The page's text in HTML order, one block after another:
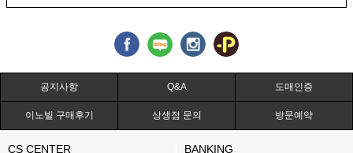
공지사항 Q&A 도매인증
이노빌 구매후기 상생점 문의 방문예약
CS CENTER BANKING